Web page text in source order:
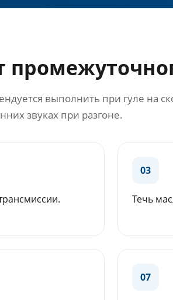
выполнить при гуле на
звуках при разгоне.
03
Течь
07